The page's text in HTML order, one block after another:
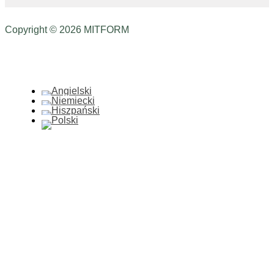
Copyright © 2026 MITFORM